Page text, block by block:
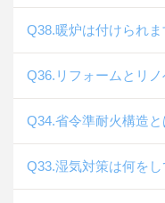
Q38.暖炉は付けられ
Q36.リフォームとリ
Q34.省令準耐火構造
Q33.湿気対策は何を